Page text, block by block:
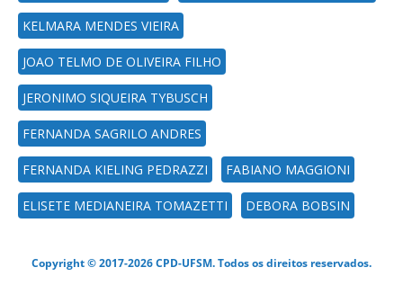
KELMARA MENDES VIEIRA
JOAO TELMO DE OLIVEIRA FILHO
JERONIMO SIQUEIRA TYBUSCH
FERNANDA SAGRILO ANDRES
FERNANDA KIELING PEDRAZZI FABIANO MAGGIONI
ELISETE MEDIANEIRA TOMAZETTI DEBORA BOBSIN
Copyright © 2017-2026 CPD-UFSM. Todos os direitos reservados.